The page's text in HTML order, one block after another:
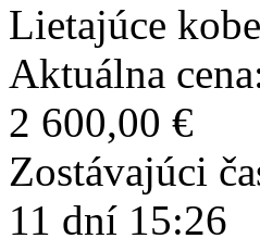
Lietajúce
Aktuálna
2 600,00 €
Zostávajúci
11 dní 15:26